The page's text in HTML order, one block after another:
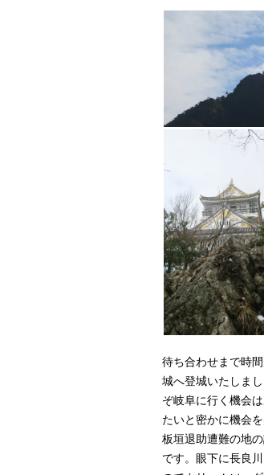
待ち合わせまで時
城へ登城いたしま
ぞ岐阜に行く機会
たいと密かに機会
板垣退助遭難の地
です。眼下に長良